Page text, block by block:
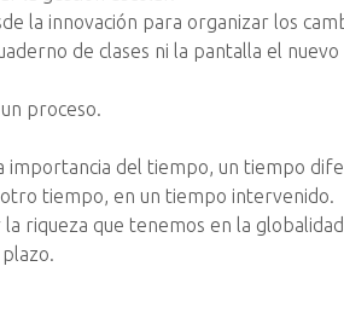
la innovación para organizar los
de clases ni la pantalla el
proceso.
del tiempo, un tiempo
tiempo, en un tiempo intervenido.
riqueza que tenemos en la